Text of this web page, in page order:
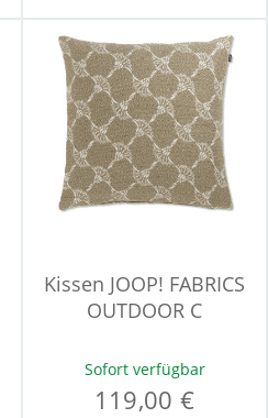
Kissen JOOP! FABRICS
OUTDOOR C
Sofort verfügbar
119,00 €